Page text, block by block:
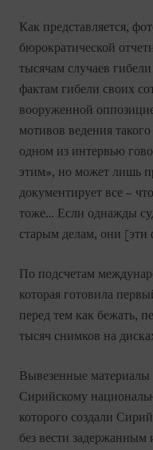
Как представляется,
бюрократической
тысячам случаев
фактам гибели своих
вооруженной
мотивов ведения
одном из интервью
этим», но может лишь
документирует все –
тоже… Если однажды
старым делам, они [эти
По подсчетам
которая готовила
перед тем как бежать,
тысяч снимков на
Вывезенные
Сирийскому
которого создали
без вести